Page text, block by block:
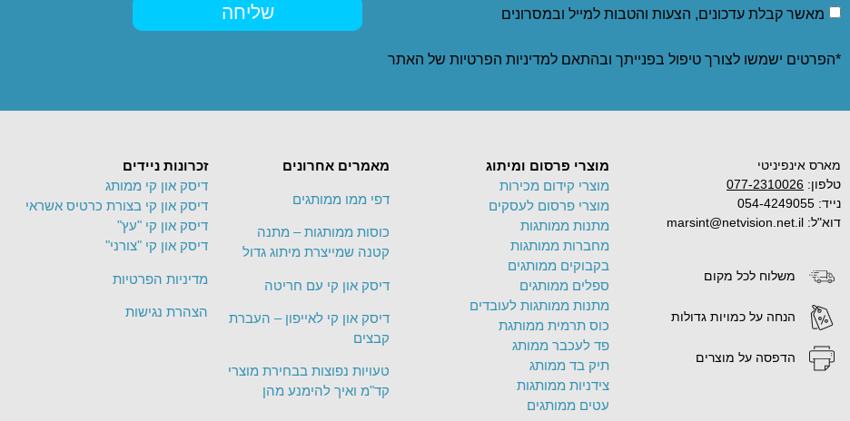
מאשר קבלת עדכונים, הצעות והטבות למייל ובמסרונים שליחה
*הפרטים ישמשו לצורך טיפול בפנייתך ובהתאם למדיניות הפרטיות של האתר
מארס אינפיניטי
טלפון: 077-2310026
נייד: 054-4249055
דוא"ל: marsint@netvision.net.il
משלוח לכל מקום
הנחה על כמויות גדולות
הדפסה על מוצרים
מוצרי פרסום ומיתוג
מוצרי קידום מכירות
מוצרי פרסום לעסקים
מתנות ממותגות
מחברות ממותגות
בקבוקים ממותגים
ספלים ממותגים
מתנות ממותגות לעובדים
כוס תרמית ממותגת
פד לעכבר ממותג
תיק בד ממותג
צידניות ממותגות
עטים ממותגים
מאמרים אחרונים
דפי ממו ממותגים
כוסות ממותגות – מתנה
קטנה שמייצרת מיתוג גדול
דיסק און קי עם חריטה
דיסק און קי לאייפון – העברת
קבצים
טעויות נפוצות בבחירת מוצרי
קד"מ ואיך להימנע מהן
זכרונות ניידים
דיסק און קי ממותג
דיסק און קי בצורת כרטיס אשראי
דיסק און קי "עץ"
דיסק און קי "צורני"
מדיניות הפרטיות
הצהרת נגישות